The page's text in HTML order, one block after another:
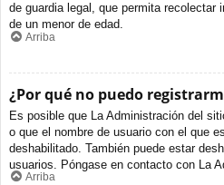
de guardia legal, que permita recolectar
de un menor de edad.
Arriba
¿Por qué no puedo
Es posible que La Administración del
o que el nombre de usuario con el que
deshabilitado. También puede estar
usuarios. Póngase en contacto con La
Arriba